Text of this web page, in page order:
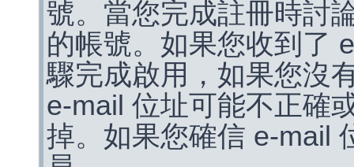
號。當您完成註冊時討
的帳號。如果您收到了
驟完成啟用，如果您沒
e-mail 位址可能不正確
掉。如果您確信 e-mail